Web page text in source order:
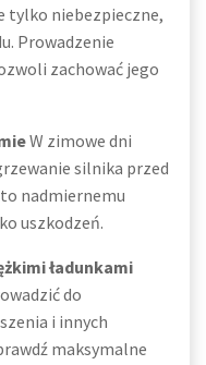
tylko niebezpieczne,
Prowadzenie
zachować jego
W zimowe dni
silnika przed
nadmiernemu
uszkodzeń.
ładunkami
do
i innych
maksymalne